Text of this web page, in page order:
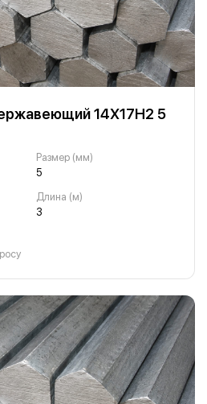
14Х17Н2 5
Размер (мм)
5
Длина (м)
3